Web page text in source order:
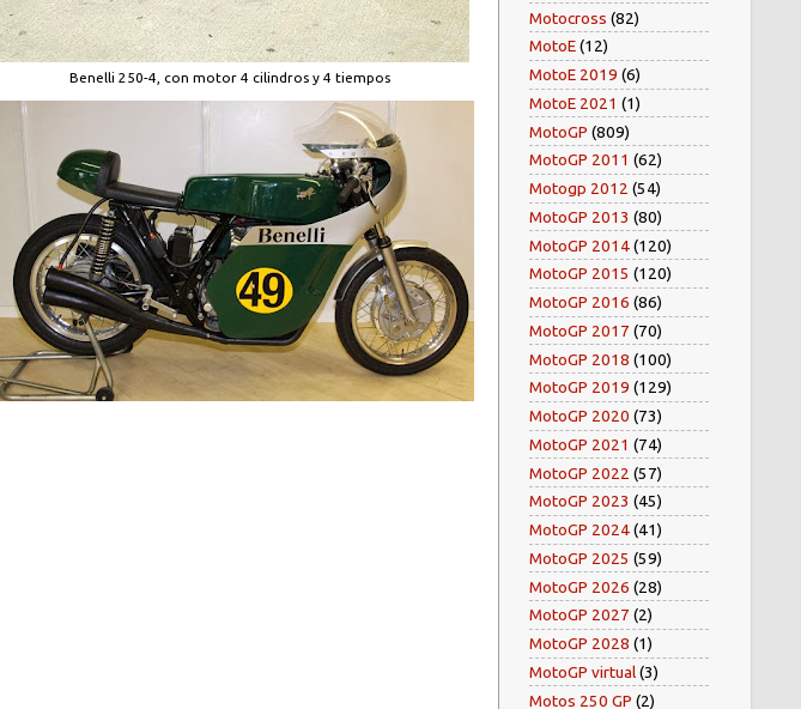
Benelli 250-4, con motor 4 cilindros y 4 tiempos
Motocross (82)
MotoE(12)
MotoE 2019 (6)
MotoE 2021 (1)
MotoGP (809)
MotoGP 2011 (62)
Motogp 2012 (54)
MotoGP 2013 (80)
MotoGP 2014(120)
MotoGP 2015 (120)
MotoGP 2016 (86)
MotoGP 2017 (70)
MotoGP 2018 (100)
MotoGP 2019 (129)
MotoGP 2020 (73)
MotoGP 2021 (74)
MotoGP 2022 (57)
MotoGP 2023 (45)
MotoGP 2024(41)
MotoGP 2025 (59)
MotoGP 2026 (28)
MotoGP 2027 (2)
MotoGP 2028 (1)
MotoGP virtual(3)
Motos 250 GP (2)